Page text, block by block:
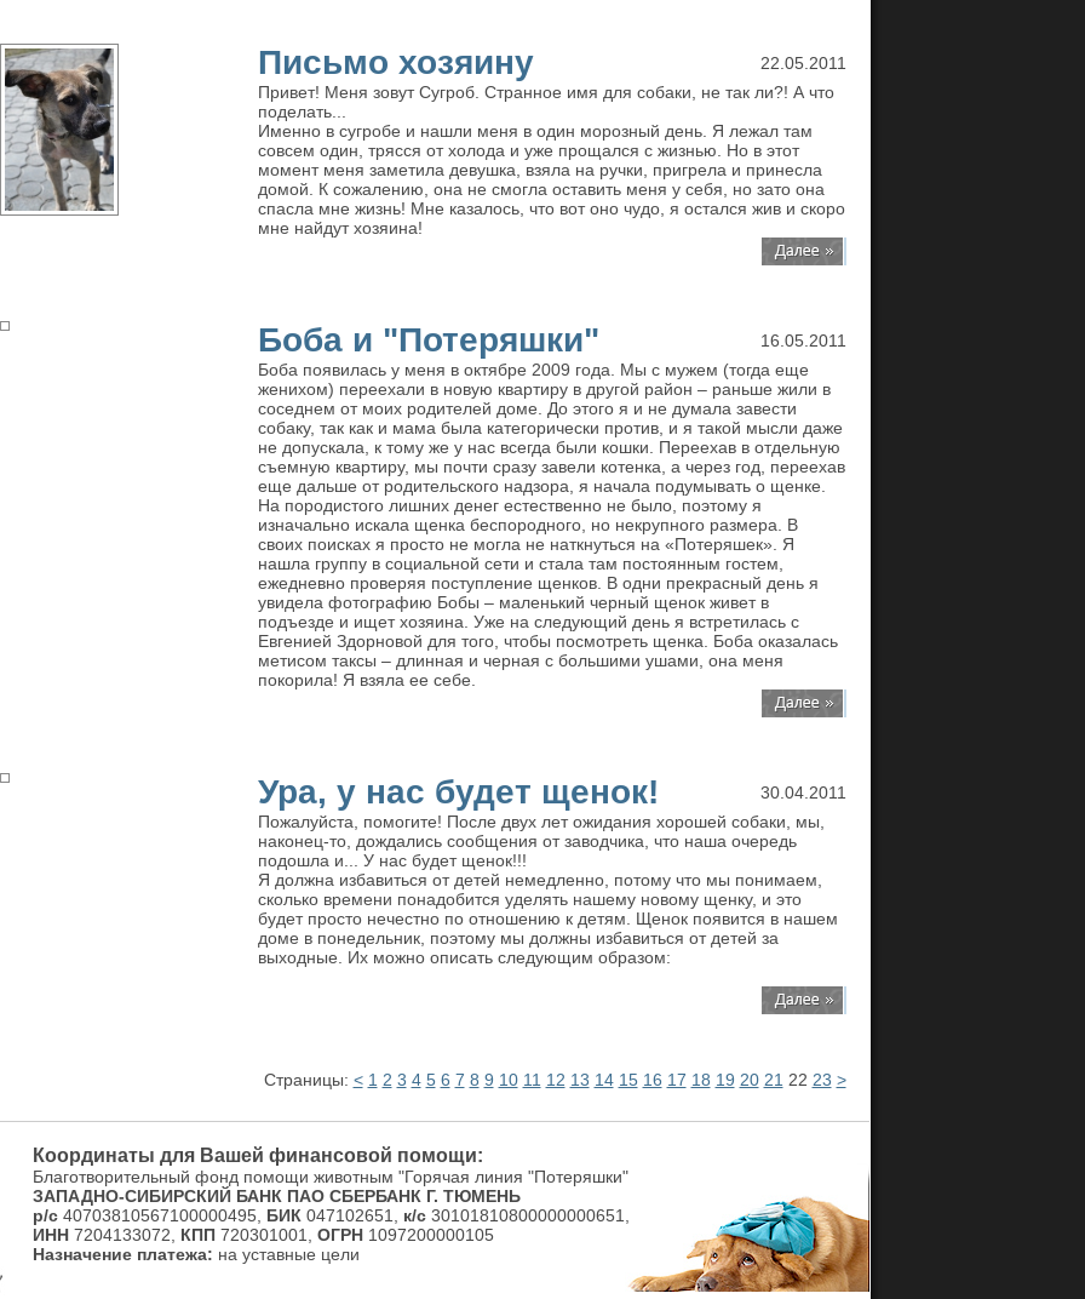
Письмо хозяину
22.05.2011
Привет! Меня зовут Сугроб. Странное имя для собаки, не так ли?! А что
поделать...
Именно в сугробе и нашли меня в один морозный день. Я лежал там
совсем один, трясся от холода и уже прощался с жизнью. Но в этот
момент меня заметила девушка, взяла на ручки, пригрела и принесла
домой. К сожалению, она не смогла оставить меня у себя, но зато она
спасла мне жизнь! Мне казалось, что вот оно чудо, я остался жив и скоро
мне найдут хозяина!
Боба и "Потеряшки"
16.05.2011
Боба появилась у меня в октябре 2009 года. Мы с мужем (тогда еще
женихом) переехали в новую квартиру в другой район – раньше жили в
соседнем от моих родителей доме. До этого я и не думала завести
собаку, так как и мама была категорически против, и я такой мысли даже
не допускала, к тому же у нас всегда были кошки. Переехав в отдельную
съемную квартиру, мы почти сразу завели котенка, а через год, переехав
еще дальше от родительского надзора, я начала подумывать о щенке.
На породистого лишних денег естественно не было, поэтому я
изначально искала щенка беспородного, но некрупного размера. В
своих поисках я просто не могла не наткнуться на «Потеряшек». Я
нашла группу в социальной сети и стала там постоянным гостем,
ежедневно проверяя поступление щенков. В одни прекрасный день я
увидела фотографию Бобы – маленький черный щенок живет в
подъезде и ищет хозяина. Уже на следующий день я встретилась с
Евгенией Здорновой для того, чтобы посмотреть щенка. Боба оказалась
метисом таксы – длинная и черная с большими ушами, она меня
покорила! Я взяла ее себе.
Ура, у нас будет щенок!
30.04.2011
Пожалуйста, помогите! После двух лет ожидания хорошей собаки, мы,
наконец-то, дождались сообщения от заводчика, что наша очередь
подошла и... У нас будет щенок!!!
Я должна избавиться от детей немедленно, потому что мы понимаем,
сколько времени понадобится уделять нашему новому щенку, и это
будет просто нечестно по отношению к детям. Щенок появится в нашем
доме в понедельник, поэтому мы должны избавиться от детей за
выходные. Их можно описать следующим образом:
Страницы: < 1 2 3 4 5 6 7 8 9 10 11 12 13 14 15 16 17 18 19 20 21 22 23 >
Координаты для Вашей финансовой помощи:
Благотворительный фонд помощи животным "Горячая линия "Потеряшки"
ЗАПАДНО-СИБИРСКИЙ БАНК ПАО СБЕРБАНК Г. ТЮМЕНЬ
р/с 40703810567100000495, БИК 047102651, к/с 30101810800000000651,
ИНН 7204133072, КПП 720301001, ОГРН 1097200000105
Назначение платежа: на уставные цели